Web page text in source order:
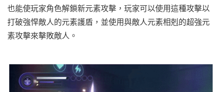
也能使玩家角色解鎖新元素攻擊，玩家可以使用這種攻擊以
打破強悍敵人的元素護盾，並使用與敵人元素相剋的超強元
素攻擊來擊敗敵人。